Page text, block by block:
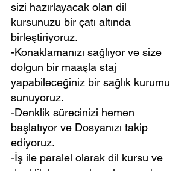
sizi hazırlayacak olan dil
kursunuzu bir çatı altında
birleştiriyoruz.
-Konaklamanızı sağlıyor ve size
dolgun bir maaşla staj
yapabileceğiniz bir sağlık kurumu
sunuyoruz.
-Denklik sürecinizi hemen
başlatıyor ve Dosyanızı takip
ediyoruz.
-İş ile paralel olarak dil kursu ve